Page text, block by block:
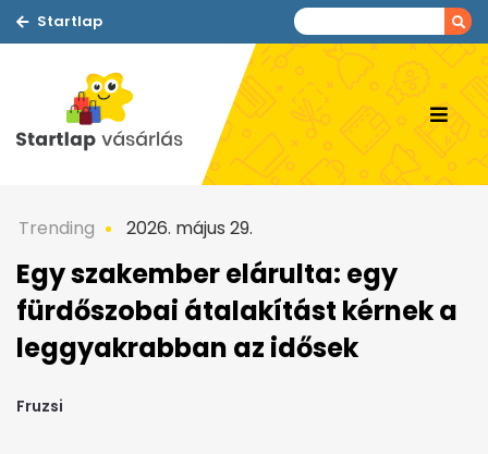
Startlap
Trending 2026. május 29.
Egy szakember elárulta: egy
fürdőszobai átalakítást kérnek a
leggyakrabban az idősek
Fruzsi